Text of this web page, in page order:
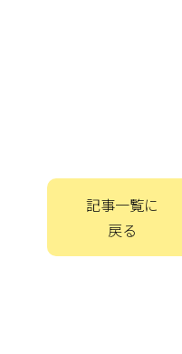
記事一覧に
戻る